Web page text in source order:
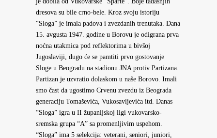
dresova su bile crno-bele. Kroz svoju istoriju
“Sloga” je imala padova i zvezdanih trenutaka. Dana
15. avgusta 1947. godine u Borovu je odigrana prva
noćna utakmica pod reflektorima u bivšoj
Jugoslaviji, dugo će se pamtiti prvo gostovanje
Sloge u Beogradu na stadionu JNA protiv Partizana.
Partizan je uzvratio dolaskom u naše Borovo. Imali
smo čast da ugostimo Crvenu zvezdu iz Beograda
generaciju Tomaševića, Vukosavljevića itd. Danas
“Sloga” igra u II županijskoj ligi vukovarsko-
sremska grupa “A” sa promenljivim uspehom.
“Sloga” ima 5 selekcija: veterani, seniori, juniori,